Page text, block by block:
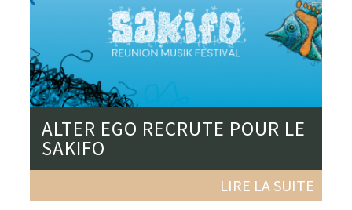
ALTER EGO RECRUTE POUR LE
SAKIFO
LIRE LA SUITE